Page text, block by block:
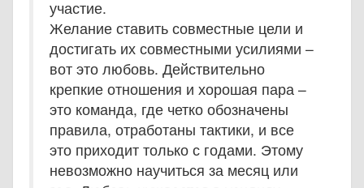
участие.
Желание ставить совместные цели и
достигать их совместными усилиями –
вот это любовь. Действительно
крепкие отношения и хорошая пара –
это команда, где четко обозначены
правила, отработаны тактики, и все
это приходит только с годами. Этому
невозможно научиться за месяц или